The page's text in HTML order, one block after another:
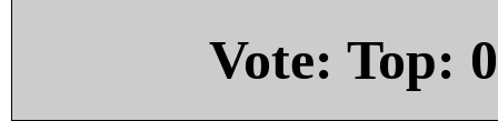
Vote: Top: 0